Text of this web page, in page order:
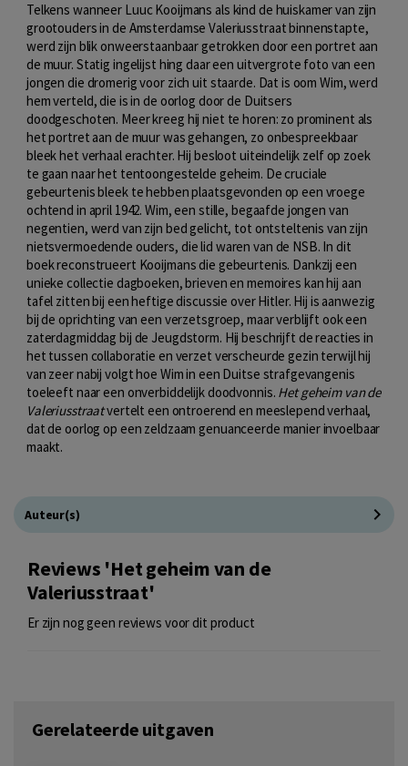
Telkens wanneer Luuc Kooijmans als kind de huiskamer van zijn
grootouders in de Amsterdamse Valeriusstraat binnenstapte,
werd zijn blik onweerstaanbaar getrokken door een portret aan
de muur. Statig ingelijst hing daar een uitvergrote foto van een
jongen die dromerig voor zich uit staarde. Dat is oom Wim, werd
hem verteld, die is in de oorlog door de Duitsers
doodgeschoten. Meer kreeg hij niet te horen: zo prominent als
het portret aan de muur was gehangen, zo onbespreekbaar
bleek het verhaal erachter. Hij besloot uiteindelijk zelf op zoek
te gaan naar het tentoongestelde geheim. De cruciale
gebeurtenis bleek te hebben plaatsgevonden op een vroege
ochtend in april 1942. Wim, een stille, begaafde jongen van
negentien, werd van zijn bed gelicht, tot ontsteltenis van zijn
nietsvermoedende ouders, die lid waren van de NSB. In dit
boek reconstrueert Kooijmans die gebeurtenis. Dankzij een
unieke collectie dagboeken, brieven en memoires kan hij aan
tafel zitten bij een heftige discussie over Hitler. Hij is aanwezig
bij de oprichting van een verzetsgroep, maar verblijft ook een
zaterdagmiddag bij de Jeugdstorm. Hij beschrijft de reacties in
het tussen collaboratie en verzet verscheurde gezin terwijl hij
van zeer nabij volgt hoe Wim in een Duitse strafgevangenis
toeleeft naar een onverbiddelijk doodvonnis. Het geheim van de
Valeriusstraatvertelt een ontroerend en meeslepend verhaal,
dat de oorlog op een zeldzaam genuanceerde manier invoelbaar
maakt.
Auteur(s)
Reviews 'Het geheim van de
Valeriusstraat'
Er zijn nog geen reviews voor dit product
Gerelateerde uitgaven